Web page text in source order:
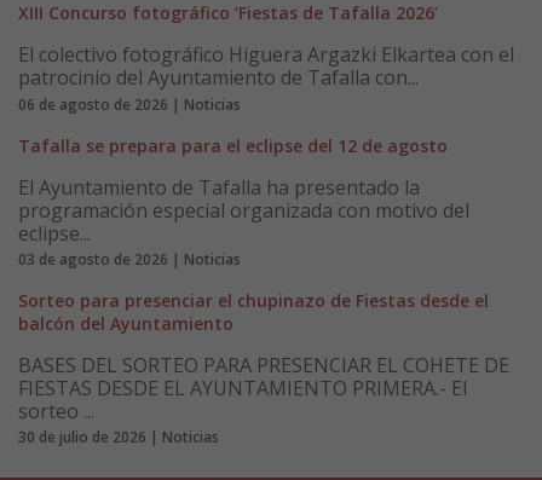
XIII Concurso fotográfico ‘Fiestas de Tafalla 2026’
El colectivo fotográfico Higuera Argazki Elkartea con el
patrocinio del Ayuntamiento de Tafalla con...
06 de agosto de 2026 | Noticias
Tafalla se prepara para el eclipse del 12 de agosto
El Ayuntamiento de Tafalla ha presentado la
programación especial organizada con motivo del
eclipse...
03 de agosto de 2026 | Noticias
Sorteo para presenciar el chupinazo de Fiestas desde el
balcón del Ayuntamiento
BASES DEL SORTEO PARA PRESENCIAR EL COHETE DE
FIESTAS DESDE EL AYUNTAMIENTO PRIMERA.- El
sorteo ...
30 de julio de 2026 | Noticias